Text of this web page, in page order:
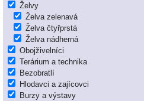
Želvy
Želva zelenavá
Želva čtyřprstá
Želva nádherná
Obojživelníci
Terárium a technika
Bezobratlí
Hlodavci a zajícovci
Burzy a výstavy